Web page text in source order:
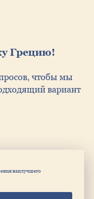
Грецию!
чтобы мы
вариант
заказ
наилучшего